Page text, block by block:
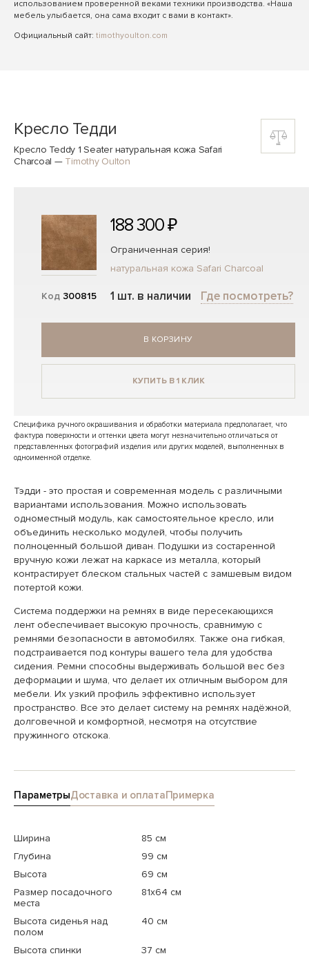
использованием проверенной веками техники производства. «Наша
мебель улыбается, она сама входит с вами в контакт».
Официальный сайт: timothyoulton.com
Кресло Тедди
Кресло Teddy 1 Seater натуральная кожа Safari
Charcoal — Timothy Oulton
Код 300815
188 300 ₽
Ограниченная серия!
натуральная кожа Safari Charcoal
1 шт. в наличии Где посмотреть?
В КОРЗИНУ
КУПИТЬ В 1 КЛИК
Специфика ручного окрашивания и обработки материала предполагает, что
фактура поверхности и оттенки цвета могут незначительно отличаться от
представленных фотографий изделия или других моделей, выполненных в
одноименной отделке.
Тэдди - это простая и современная модель с различными
вариантами использования. Можно использовать
одноместный модуль, как самостоятельное кресло, или
объединить несколько модулей, чтобы получить
полноценный большой диван. Подушки из состаренной
вручную кожи лежат на каркасе из металла, который
контрастирует блеском стальных частей с замшевым видом
потертой кожи.
Система поддержки на ремнях в виде пересекающихся
лент обеспечивает высокую прочность, сравнимую с
ремнями безопасности в автомобилях. Также она гибкая,
подстраивается под контуры вашего тела для удобства
сидения. Ремни способны выдерживать большой вес без
деформации и шума, что делает их отличным выбором для
мебели. Их узкий профиль эффективно использует
пространство. Все это делает систему на ремнях надёжной,
долговечной и комфортной, несмотря на отсутствие
пружинного отскока.
ПараметрыДоставка и оплатаПримерка
Ширина
85 см
Глубина
99 см
Высота
69 см
Размер посадочного
места
81x64 см
Высота сиденья над
полом
40 см
Высота спинки
37 см